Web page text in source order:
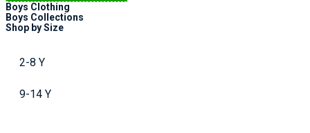
Boys Clothing
Boys Collections
Shop by Size
2-8 Y
9-14 Y